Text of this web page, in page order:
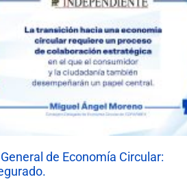
de Economía Circular: